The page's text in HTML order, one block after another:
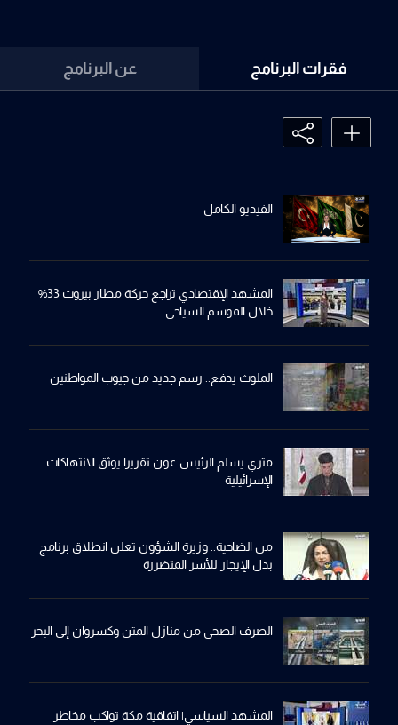
فقرات البرنامج عن البرنامج
الفيديو الكامل
المشهد الإقتصادي تراجع حركة مطار بيروت 33%
خلال الموسم السياحي
الملوث يدفع.. رسم جديد من جيوب المواطنين
متري يسلم الرئيس عون تقريرا يوثق الانتهاكات
الإسرائيلية
من الضاحية.. وزيرة الشؤون تعلن انطلاق برنامج
بدل الإيجار للأسر المتضررة
الصرف الصحي من منازل المتن وكسروان إلى البحر
المشهد السياسي| اتفاقية مكة تواكب مخاطر